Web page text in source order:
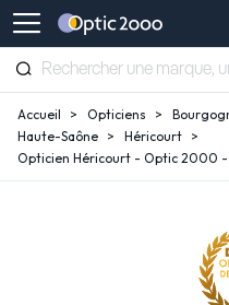
Accueil Opticiens
Haute-Saône
Héricourt
Opticien Héricourt - Optic 2000 -